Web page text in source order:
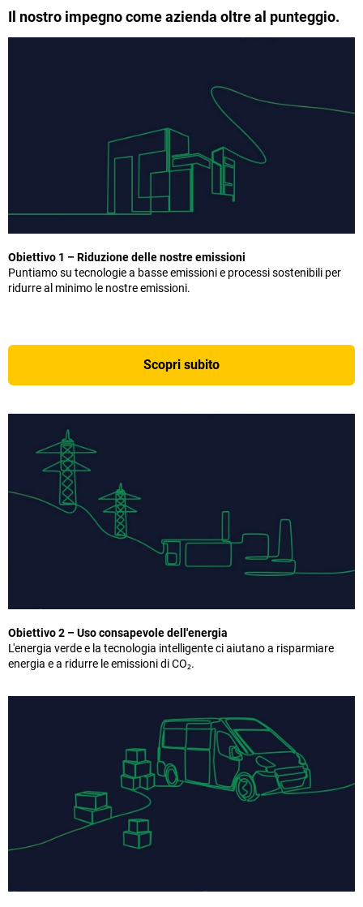
Il nostro impegno come azienda oltre al punteggio.
Obiettivo 1 – Riduzione delle nostre emissioni
Puntiamo su tecnologie a basse emissioni e processi sostenibili per
ridurre al minimo le nostre emissioni.
Scopri subito
Obiettivo 2 – Uso consapevole dell'energia
L'energia verde e la tecnologia intelligente ci aiutano a risparmiare
energia e a ridurre le emissioni di CO₂.